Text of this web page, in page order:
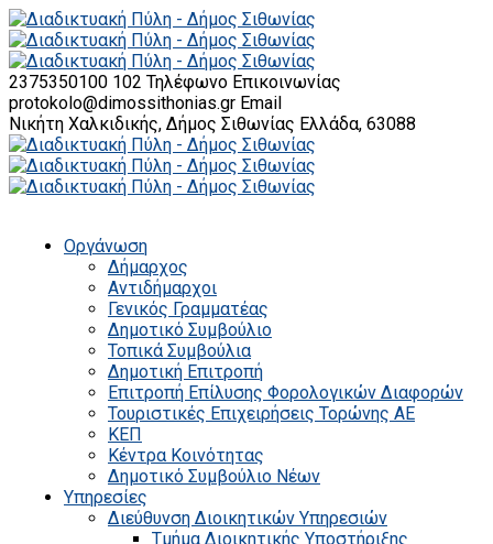
2375350100 102 Τηλέφωνο Επικοινωνίας
protokolo@dimossithonias.gr Email
Νικήτη Χαλκιδικής, Δήμος Σιθωνίας Ελλάδα, 63088
Οργάνωση
Δήμαρχος
Αντιδήμαρχοι
Γενικός Γραμματέας
Δημοτικό Συμβούλιο
Τοπικά Συμβούλια
Δημοτική Επιτροπή
Επιτροπή Επίλυσης Φορολογικών Διαφορών
Τουριστικές Επιχειρήσεις Τορώνης ΑΕ
ΚΕΠ
Κέντρα Κοινότητας
Δημοτικό Συμβούλιο Νέων
Υπηρεσίες
Διεύθυνση Διοικητικών Υπηρεσιών
Τμήμα Διοικητικής Υποστήριξης